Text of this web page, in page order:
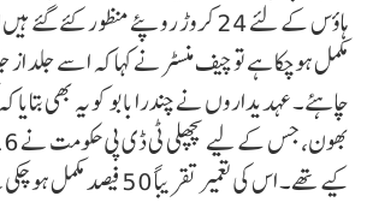
مکمل ہوچکا ہے تو چیف منسٹر نے کہا کہ اسے جلد از
چاہئے۔ عہدیداروں نے چندرا بابو کو یہ بھی بتایا
کیے تھے۔ اس کی تعمیر تقریباً 50 فیصد مکمل ہو چکی ہے۔